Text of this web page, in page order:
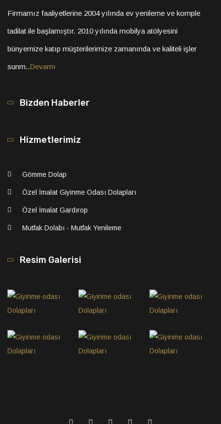
Firmamız faaliyetlerine 2004 yılında ev yenileme ve komple
tadilat ile başlamıştır. 2010 yılında mobilya atölyesini
bünyemize katıp müşterilerimize zamanında ve kaliteli işler
sunm..Devamı
Bizden Haberler
Hizmetlerimiz
Gömme Dolap
Özel İmalat Giyinme Odası Dolapları
Özel İmalat Gardırop
Mutfak Dolabı - Mutfak Yenileme
Resim Galerisi